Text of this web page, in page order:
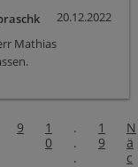
20.12.2022
Mathias
9
1
0
.
.
.
1
9
N
ä
c